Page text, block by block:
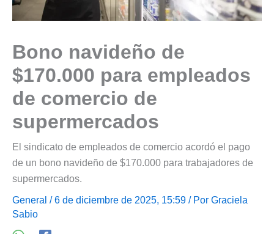
Bono navideño de
$170.000 para empleados
de comercio de
supermercados
El sindicato de empleados de comercio acordó el pago
de un bono navideño de $170.000 para trabajadores de
supermercados.
General / 6 de diciembre de 2025, 15:59 / Por Graciela
Sabio